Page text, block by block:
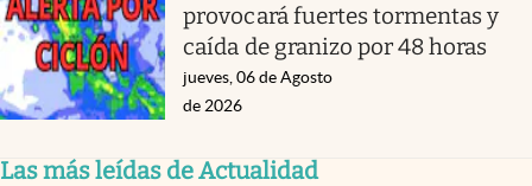
provocará fuertes tormentas y
caída de granizo por 48 horas
jueves, 06 de Agosto
de 2026
Las más leídas de Actualidad